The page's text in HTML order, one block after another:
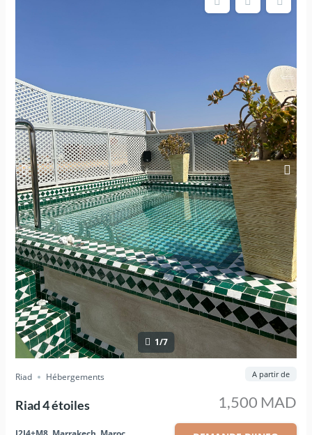
1/7
Riad Hébergements
Riad 4 étoiles 1,500 MAD
A partir de